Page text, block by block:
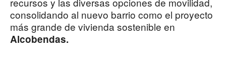
consolidando al nuevo barrio como el proyecto
más grande de vivienda sostenible en
Alcobendas.